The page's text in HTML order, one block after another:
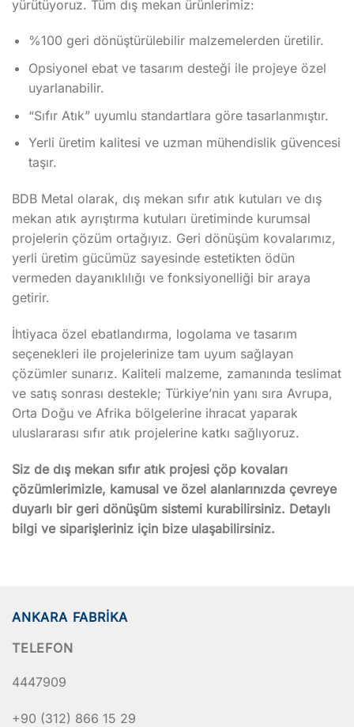
yürütüyoruz. Tüm dış mekan ürünlerimiz:
%100 geri dönüştürülebilir malzemelerden üretilir.
Opsiyonel ebat ve tasarım desteği ile projeye özel
uyarlanabilir.
“Sıfır Atık” uyumlu standartlara göre tasarlanmıştır.
Yerli üretim kalitesi ve uzman mühendislik güvencesi
taşır.
BDB Metal olarak, dış mekan sıfır atık kutuları ve dış
mekan atık ayrıştırma kutuları üretiminde kurumsal
projelerin çözüm ortağıyız. Geri dönüşüm kovalarımız,
yerli üretim gücümüz sayesinde estetikten ödün
vermeden dayanıklılığı ve fonksiyonelliği bir araya
getirir.
İhtiyaca özel ebatlandırma, logolama ve tasarım
seçenekleri ile projelerinize tam uyum sağlayan
çözümler sunarız. Kaliteli malzeme, zamanında teslimat
ve satış sonrası destekle; Türkiye’nin yanı sıra Avrupa,
Orta Doğu ve Afrika bölgelerine ihracat yaparak
uluslararası sıfır atık projelerine katkı sağlıyoruz.
Siz de dış mekan sıfır atık projesi çöp kovaları
çözümlerimizle, kamusal ve özel alanlarınızda çevreye
duyarlı bir geri dönüşüm sistemi kurabilirsiniz. Detaylı
bilgi ve siparişleriniz için bize ulaşabilirsiniz.
ANKARA FABRIKA
TELEFON
4447909
+90 (312) 866 15 29